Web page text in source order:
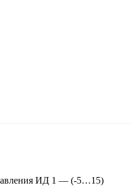
ИД 1 — (-5…15)